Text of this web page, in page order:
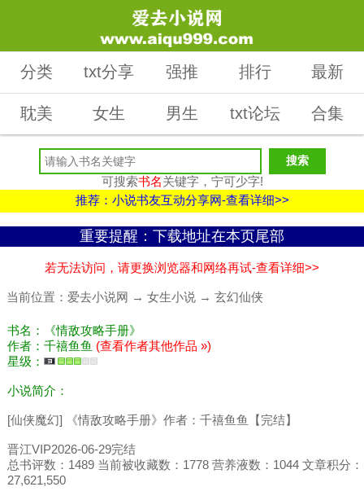
分类 txt分享 强推 排行 最新
耽美 女生 男生 txt论坛 合集
可搜索书名关键字，宁可少字!
推荐：小说书友互动分享网-查看详细>>
重要提醒：下载地址在本页尾部
若无法访问，请更换浏览器和网络再试-查看详细>>
当前位置： 爱去小说网 → 女生小说 → 玄幻仙侠
书名：《情敌攻略手册》
作者：千禧鱼鱼 (查看作者其他作品 »)
星级：
小说简介：
[仙侠魔幻] 《情敌攻略手册》作者：千禧鱼鱼【完结】
晋江VIP2026-06-29完结
总书评数：1489 当前被收藏数：1778 营养液数：1044 文章积分：
27,621,550